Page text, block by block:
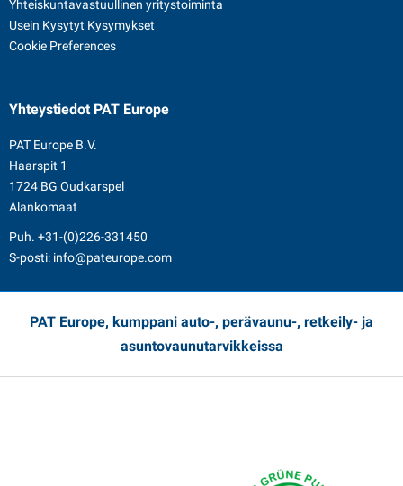
Yhteiskuntavastuullinen yritystoiminta
Usein Kysytyt Kysymykset
Cookie Preferences
YhteystiedotPAT Europe
PAT Europe B.V.
Haarspit 1
1724 BG Oudkarspel
Alankomaat
Puh. +31-(0)226-331450
S-posti: info@pateurope.com
PAT Europe, kumppani auto-, perävaunu-, retkeily- ja
asuntovaunutarvikkeissa